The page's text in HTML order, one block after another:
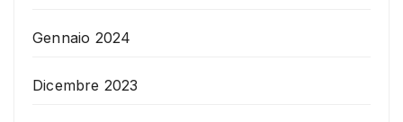
Gennaio 2024
Dicembre 2023